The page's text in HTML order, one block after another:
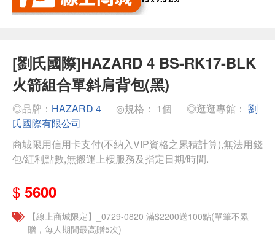
[劉氏國際]HAZARD 4 BS-RK17-BLK
火箭組合單斜肩背包(黑)
◎品牌： HAZARD 4 ◎規格： 1個 ◎逛逛專館： 劉
氏國際有限公司
商城限用信用卡支付(不納入VIP資格之累積計算),無法用錢
包/紅利點數,無搬運上樓服務及指定日期/時間.
$ 5600
【線上商城限定】_0729-0820 滿$2200送100點(單筆不累
贈，每人期間最高贈5次)